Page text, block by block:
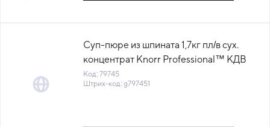
Суп-пюре из шпината 1,7кг пл/в сух.
концентрат Knorr Professional™ КДВ
Тула (Все ли поели) (КОД 79745)
(+18°С)
Код: 79745
Штрих-код: g797451